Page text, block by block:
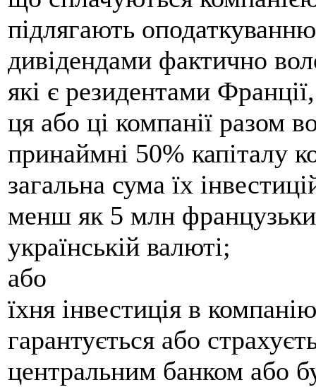
підлягають
дивідендами фактично
які є резидентами
ця або ці компанії разом
принаймні 50% капіталу
загальна сума їх
менш як 5 млн
українській валюті;
або
їхня інвестиція в
гарантується або
центральним банком або